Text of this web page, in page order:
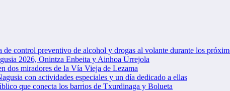
control preventivo de alcohol y drogas al volante durante los
2026, Onintza Enbeita y Ainhoa Urrejola
dos miradores de la Vía Vieja de Lezama
con actividades especiales y un día dedicado a ellas
que conecta los barrios de Txurdinaga y Bolueta